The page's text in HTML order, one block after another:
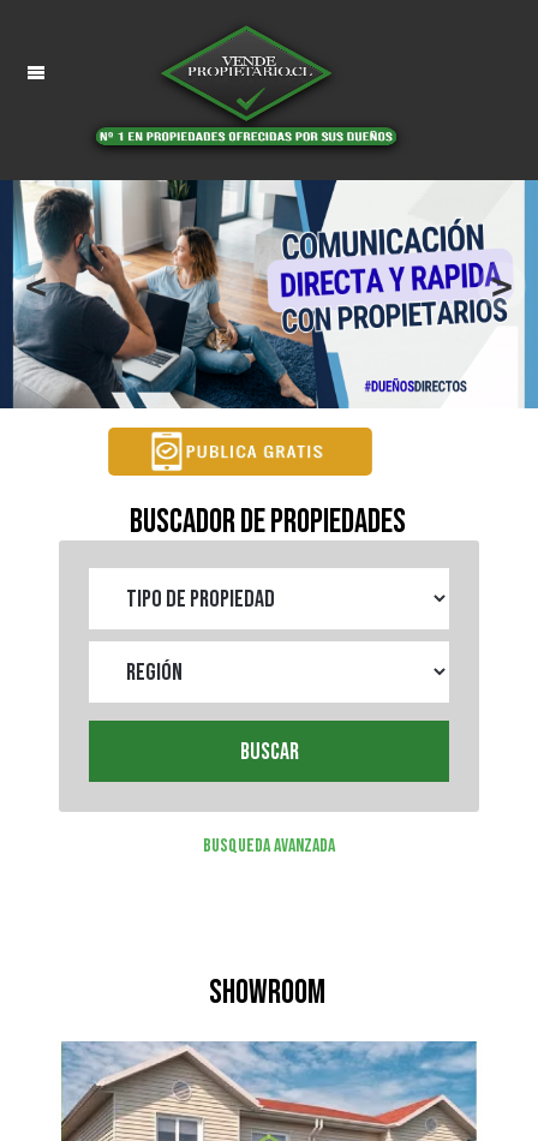
< >
Buscador de Propiedades
BUSCAR
Busqueda Avanzada
Showroom